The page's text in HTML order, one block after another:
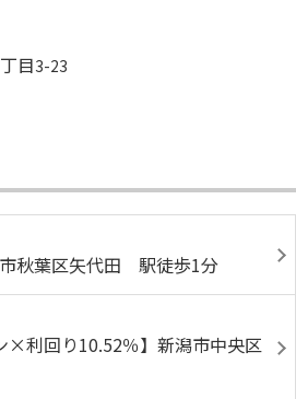
丁目3-23
秋葉区矢代田 駅徒歩1分
×利回り10.52％】新潟市中央区